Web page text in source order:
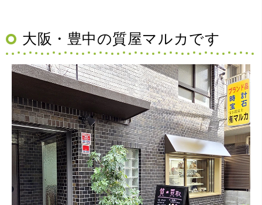
大阪・豊中の質屋マルカです